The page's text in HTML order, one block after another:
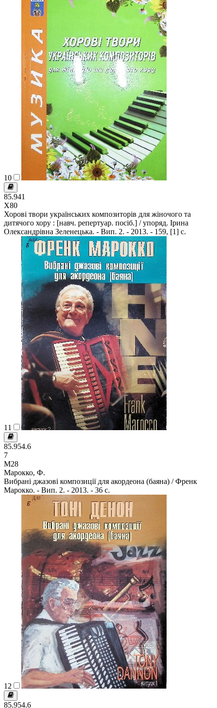
10
85.941
Х80
Хорові твори українських композиторів для жіночого та
дитячого хору : [навч. репертуар. посіб.] / упоряд. Ірина
Олександрівна Зеленецька. - Вип. 2. - 2013. - 159, [1] c.
11
85.954.6
7
М28
Марокко, Ф.
Вибрані джазові композиції для акордеона (баяна) / Френк
Марокко. - Вип. 2. - 2013. - 36 с.
12
85.954.6